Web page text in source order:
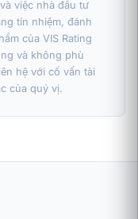
việc nhà đầu tư
tín nhiệm, đánh
của VIS Rating
và không phù
hệ với cố vấn tài
của quý vị.